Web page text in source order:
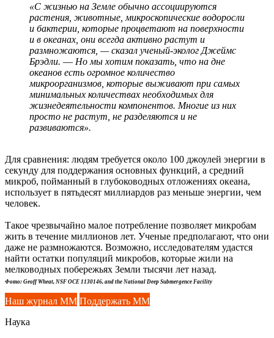
«С жизнью на Земле обычно ассоциируются
растения, животные, микроскопические водоросли
и бактерии, которые процветают на поверхности
и в океанах, они всегда активно растут и
размножаются, — сказал ученый-эколог Джеймс
Брэдли. — Но мы хотим показать, что на дне
океанов есть огромное количество
микроорганизмов, которые выживают при самых
минимальных количествах необходимых для
жизнедеятельности компонентов. Многие из них
просто не растут, не разделяются и не
развиваются».
Для сравнения: людям требуется около 100 джоулей энергии в
секунду для поддержания основных функций, а средний
микроб, пойманный в глубоководных отложениях океана,
использует в пятьдесят миллиардов раз меньше энергии, чем
человек.
Такое чрезвычайно малое потребление позволяет микробам
жить в течение миллионов лет. Ученые предполагают, что они
даже не размножаются. Возможно, исследователям удастся
найти остатки популяций микробов, которые жили на
мелководных побережьях Земли тысячи лет назад.
Фото: Geoff Wheat, NSF OCE 1130146, and the National Deep Submergence Facility
Наш журнал ММ Поддержать ММ
Наука